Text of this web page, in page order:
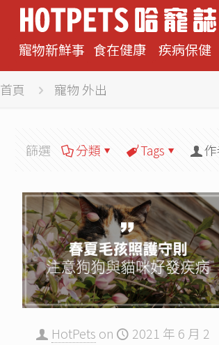
寵物新鮮事 食在健康 疾病保健
首頁 寵物 外出
篩選 分類 Tags
HotPets on
2021 年 6 月 2